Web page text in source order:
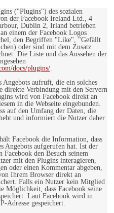
("Plugins") des sozialen
der Facebook Ireland Ltd., 4
Dublin 2, Irland betrieben
einem der Facebook Logos
den Begriffen "Like", "Gefällt
oder sind mit dem Zusatz
Die Liste und das Aussehen der
docs/plugins/.
Angebots aufruft, die ein solches
direkte Verbindung mit den Servern
wird von Facebook direkt an
in die Webseite eingebunden.
auf den Umfang der Daten, die
und informiert die Nutzer daher
Facebook die Information, dass
Angebots aufgerufen hat. Ist der
den Besuch seinem
mit den Plugins interagieren,
oder einen Kommentar abgeben,
Ihrem Browser direkt an
Falls ein Nutzer kein Mitglied
Möglichkeit, dass Facebook seine
Laut Facebook wird in
Adresse gespeichert.